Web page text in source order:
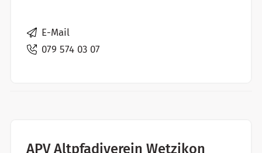
E-Mail
079 574 03 07
APV Altpfadiverein Wetzikon